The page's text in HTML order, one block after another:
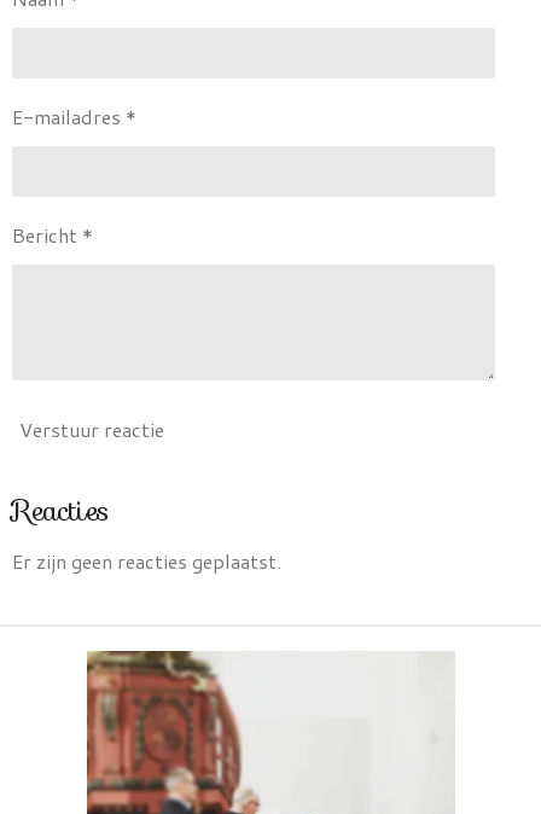
E-mailadres *
Bericht *
Verstuur reactie
Reacties
Er zijn geen reacties geplaatst.